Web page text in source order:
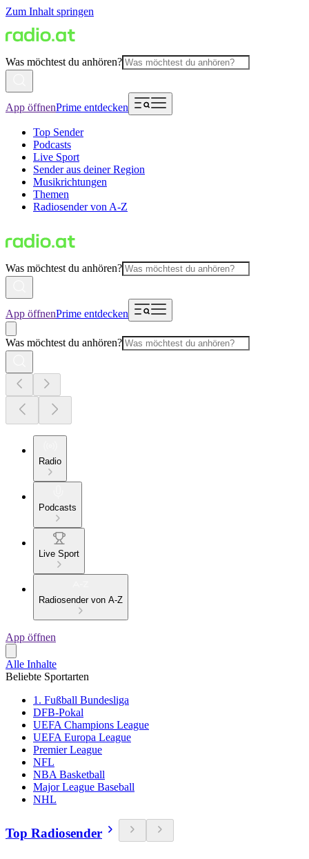
Zum Inhalt springen
Was möchtest du anhören?
App öffnenPrime entdecken
Top Sender
Podcasts
Live Sport
Sender aus deiner Region
Musikrichtungen
Themen
Radiosender von A-Z
Was möchtest du anhören?
App öffnenPrime entdecken
Was möchtest du anhören?
Radio
Podcasts
Live Sport
Radiosender von A-Z
App öffnen
Alle Inhalte
Beliebte Sportarten
1. Fußball Bundesliga
DFB-Pokal
UEFA Champions League
UEFA Europa League
Premier League
NFL
NBA Basketball
Major League Baseball
NHL
Top Radiosender